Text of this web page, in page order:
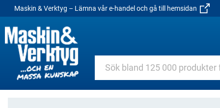
Maskin & Verktyg – Lämna vår e-handel och gå till hemsidan